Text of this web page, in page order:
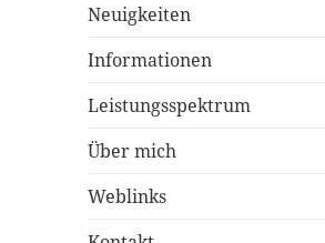
Neuigkeiten
Informationen
Leistungsspektrum
Über mich
Weblinks